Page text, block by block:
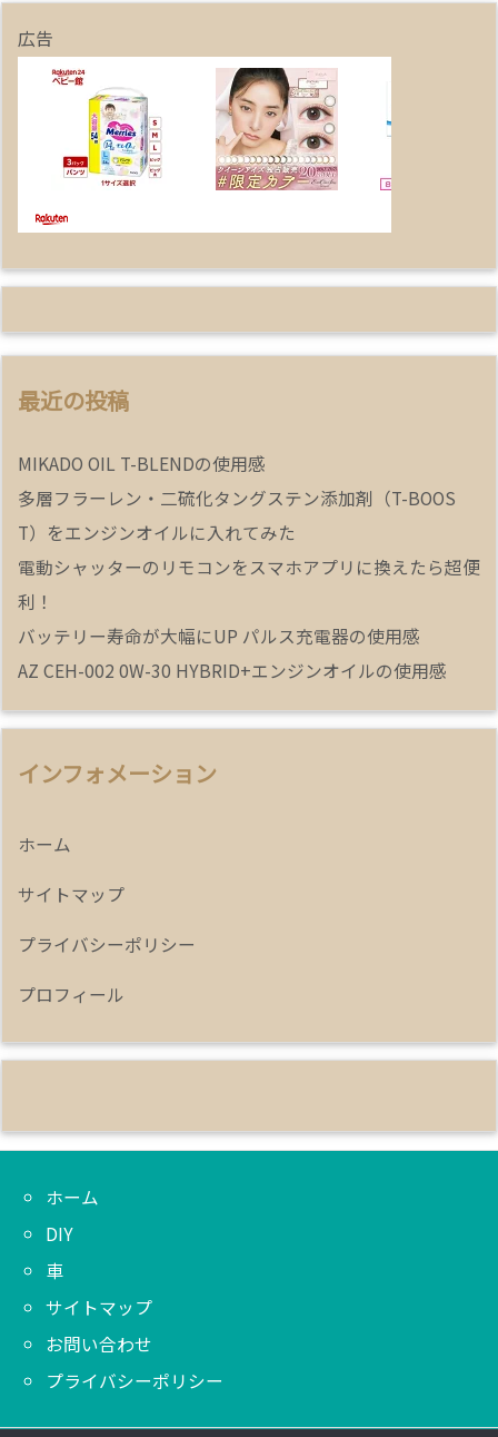
広告
最近の投稿
MIKADO OIL T-BLENDの使用感
多層フラーレン・二硫化タングステン添加剤（T-BOOS
T）をエンジンオイルに入れてみた
電動シャッターのリモコンをスマホアプリに換えたら超便
利！
バッテリー寿命が大幅にUP パルス充電器の使用感
AZ CEH-002 0W-30 HYBRID+エンジンオイルの使用感
インフォメーション
ホーム
サイトマップ
プライバシーポリシー
プロフィール
ホーム
DIY
車
サイトマップ
お問い合わせ
プライバシーポリシー